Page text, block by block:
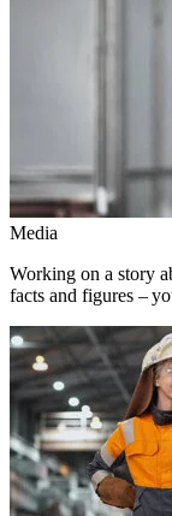
Media
Working on a story
facts and figures –